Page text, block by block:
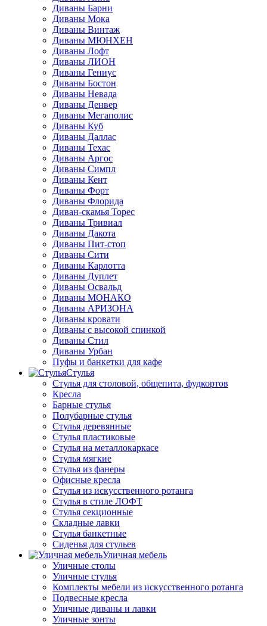
Диваны Барни
Диваны Мока
Диваны Винтаж
Диваны МЮНХЕН
Диваны Лофт
Диваны ЛИОН
Диваны Гениус
Диваны Бостон
Диваны Невада
Диваны Денвер
Диваны Мегаполис
Диваны Куб
Диваны Даллас
Диваны Техас
Диваны Аргос
Диваны Симпл
Диваны Кент
Диваны Форт
Диваны Флорида
Диван-скамья Торес
Диваны Тривиал
Диваны Дакота
Диваны Пит-стоп
Диваны Сити
Диваны Карлотта
Диваны Дуплет
Диваны Освальд
Диваны МОНАКО
Диваны АРИЗОНА
Диваны кровати
Диваны с высокой спинкой
Диваны Стил
Диваны Урбан
Пуфы и банкетки для кафе
Стулья
Стулья для столовой, общепита, фудкортов
Кресла
Барные стулья
Полубарные стулья
Стулья деревянные
Стулья пластиковые
Стулья на металлокаркасе
Стулья мягкие
Стулья из фанеры
Офисные кресла
Стулья из искусственного ротанга
Стулья в стиле ЛОФТ
Стулья секционные
Складные лавки
Стулья банкетные
Сиденья для стульев
Уличная мебель
Уличные столы
Уличные стулья
Комплекты мебели из искусственного ротанга
Подвесные кресла
Уличные диваны и лавки
Уличные зонты